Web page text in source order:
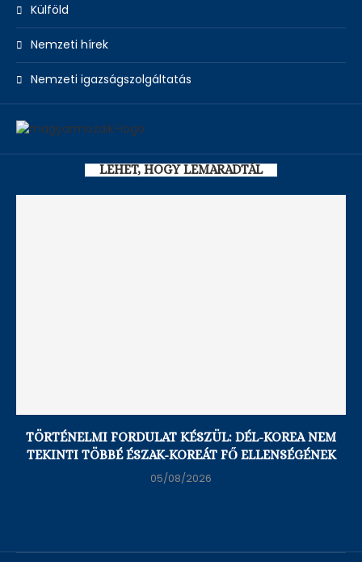
Külföld
Nemzeti hírek
Nemzeti igazságszolgáltatás
LEHET, HOGY LEMARADTÁL
TÖRTÉNELMI FORDULAT KÉSZÜL: DÉL-KOREA NEM
TEKINTI TÖBBÉ ÉSZAK-KOREÁT FŐ ELLENSÉGÉNEK
05/08/2026